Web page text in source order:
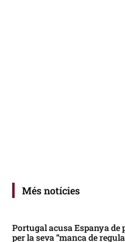
Més notícies
Portugal acusa Espanya de
per la seva “manca de